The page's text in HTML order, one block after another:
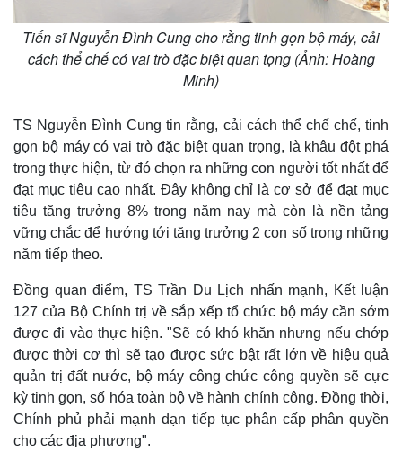
Tư vấn luật
Việt Nam
Phân tích
Tiến sĩ Nguyễn Đình Cung cho rằng tinh gọn bộ máy, cải
cách thể chế có vai trò đặc biệt quan tọng (Ảnh: Hoàng
Minh)
TS Nguyễn Đình Cung tin rằng, cải cách thể chế chế, tinh
gọn bộ máy có vai trò đặc biệt quan trọng, là khâu đột phá
trong thực hiện, từ đó chọn ra những con người tốt nhất để
đạt mục tiêu cao nhất. Đây không chỉ là cơ sở để đạt mục
tiêu tăng trưởng 8% trong năm nay mà còn là nền tảng
vững chắc để hướng tới tăng trưởng 2 con số trong những
năm tiếp theo.
Đồng quan điểm, TS Trần Du Lịch nhấn mạnh, Kết luận
127 của Bộ Chính trị về sắp xếp tổ chức bộ máy cần sớm
được đi vào thực hiện. "Sẽ có khó khăn nhưng nếu chớp
được thời cơ thì sẽ tạo được sức bật rất lớn về hiệu quả
quản trị đất nước, bộ máy công chức công quyền sẽ cực
kỳ tinh gọn, số hóa toàn bộ về hành chính công. Đồng thời,
Chính phủ phải mạnh dạn tiếp tục phân cấp phân quyền
cho các địa phương".